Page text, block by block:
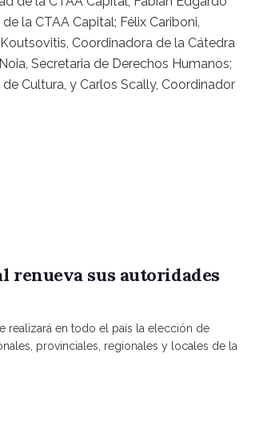
la CTAA Capital; Félix Cariboni,
Coordinadora de la Cátedra
Secretaria de Derechos Humanos;
Cultura, y Carlos Scally, Coordinador
renueva sus autoridades
realizará en todo el país la elección de
provinciales, regionales y locales de la